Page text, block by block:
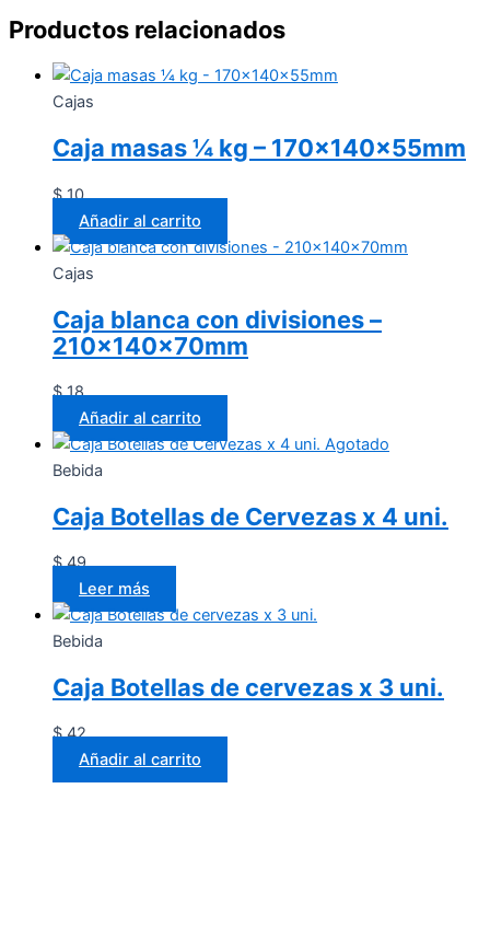
Productos relacionados
Cajas
Caja masas ¼ kg – 170x140x55mm
$10
Añadir al carrito
Cajas
Caja blanca con divisiones –
210x140x70mm
$18
Añadir al carrito
Agotado
Bebida
Caja Botellas de Cervezas x 4 uni.
$49
Leer más
Bebida
Caja Botellas de cervezas x 3 uni.
$42
Añadir al carrito